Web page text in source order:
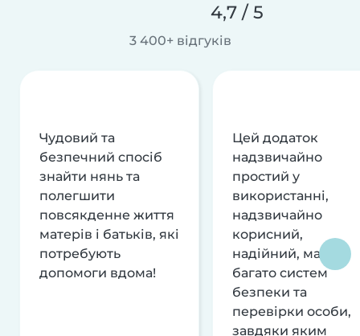
4,7 / 5
3 400+ відгуків
Чудовий та
безпечний спосіб
знайти нянь та
полегшити
повсякденне життя
матерів і батьків, які
потребують
допомоги вдома!
Цей додаток
надзвичайно
простий у
використанні,
надзвичайно
корисний,
надійний, має
багато систем
безпеки та
перевірки особи,
завдяки яким